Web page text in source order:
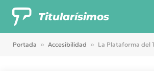
Titularísimos
Portada » Accesibilidad » La Plataforma del Tercer Sector celebra el reconocimiento de los servicios